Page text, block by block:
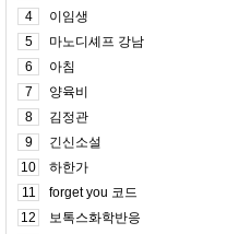
4
이임생
5
마노디셰프 강남
6
아침
7
양육비
8
김정관
9
긴신소설
10
하한가
11
forget you 코드
12
보톡스화학반응